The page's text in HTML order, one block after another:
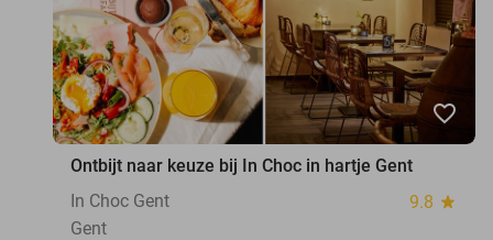
favorite_border
Ontbijt naar keuze bij In Choc in hartje Gent
In Choc Gent
9.8 star
Gent